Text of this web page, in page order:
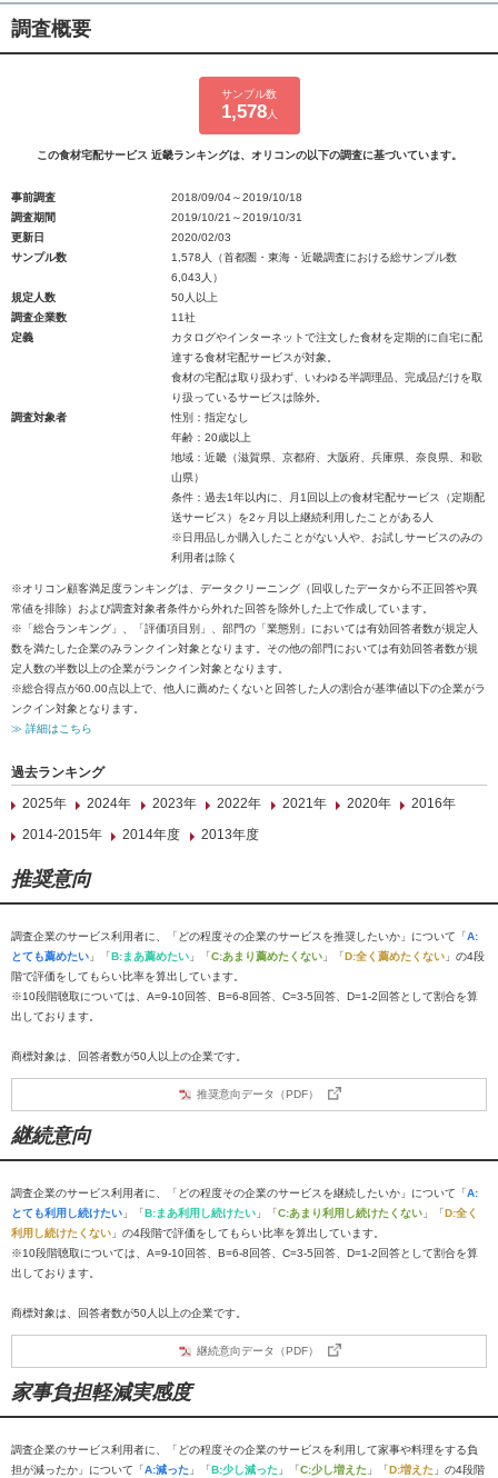
調査概要
サンプル数
1,578人
この食材宅配サービス 近畿ランキングは、オリコンの以下の調査に基づいています。
事前調査
2018/09/04～2019/10/18
調査期間
2019/10/21～2019/10/31
更新日
2020/02/03
サンプル数
1,578人（首都圏・東海・近畿調査における総サンプル数
6,043人）
規定人数
50人以上
調査企業数
11社
定義
カタログやインターネットで注文した食材を定期的に自宅に配
達する食材宅配サービスが対象。
食材の宅配は取り扱わず、いわゆる半調理品、完成品だけを取
り扱っているサービスは除外。
調査対象者
性別：指定なし
年齢：20歳以上
地域：近畿（滋賀県、京都府、大阪府、兵庫県、奈良県、和歌
山県）
条件：過去1年以内に、月1回以上の食材宅配サービス（定期配
送サービス）を2ヶ月以上継続利用したことがある人
※日用品しか購入したことがない人や、お試しサービスのみの
利用者は除く
※オリコン顧客満足度ランキングは、データクリーニング（回収したデータから不正回答や異
常値を排除）および調査対象者条件から外れた回答を除外した上で作成しています。
※「総合ランキング」、「評価項目別」、部門の「業態別」においては有効回答者数が規定人
数を満たした企業のみランクイン対象となります。その他の部門においては有効回答者数が規
定人数の半数以上の企業がランクイン対象となります。
※総合得点が60.00点以上で、他人に薦めたくないと回答した人の割合が基準値以下の企業がラ
ンクイン対象となります。
≫ 詳細はこちら
過去ランキング
2025年
2024年 2023年 2022年 2021年 2020年
2016年
2014-2015年
2014年度 2013年度
推奨意向
調査企業のサービス利用者に、「どの程度その企業のサービスを推奨したいか」について「A:
とても薦めたい 」「B:まあ薦めたい 」「C:あまり薦めたくない 」「D:全く薦めたくない 」の4段
階で評価をしてもらい比率を算出しています。
※10段階聴取については、A=9-10回答、B=6-8回答、C=3-5回答、D=1-2回答として割合を算
出しております。
商標対象は、回答者数が50人以上の企業です。
推奨意向データ（PDF）
継続意向
調査企業のサービス利用者に、「どの程度その企業のサービスを継続したいか」について「A:
とても利用し続けたい 」「B:まあ利用し続けたい 」「C:あまり利用し続けたくない 」「D:全く
利用し続けたくない 」の4段階で評価をしてもらい比率を算出しています。
※10段階聴取については、A=9-10回答、B=6-8回答、C=3-5回答、D=1-2回答として割合を算
出しております。
商標対象は、回答者数が50人以上の企業です。
継続意向データ（PDF）
家事負担軽減実感度
調査企業のサービス利用者に、「どの程度その企業のサービスを利用して家事や料理をする負
担が減ったか」について「A:減った 」「B:少し減った 」「C:少し増えた 」「D:増えた 」の4段階